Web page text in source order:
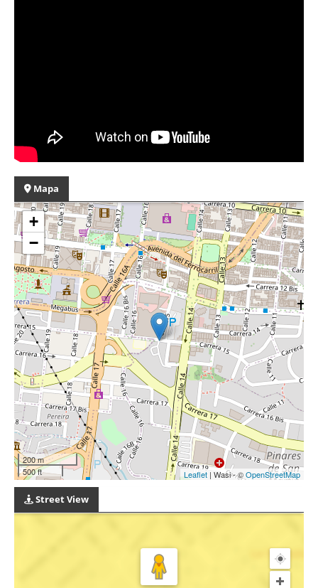
Mapa
+
−
200 m
500 ft
Leaflet | Wasi - ©OpenStreetMap
Street View